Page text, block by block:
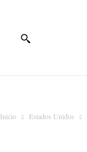
Inicio Estados Unidos